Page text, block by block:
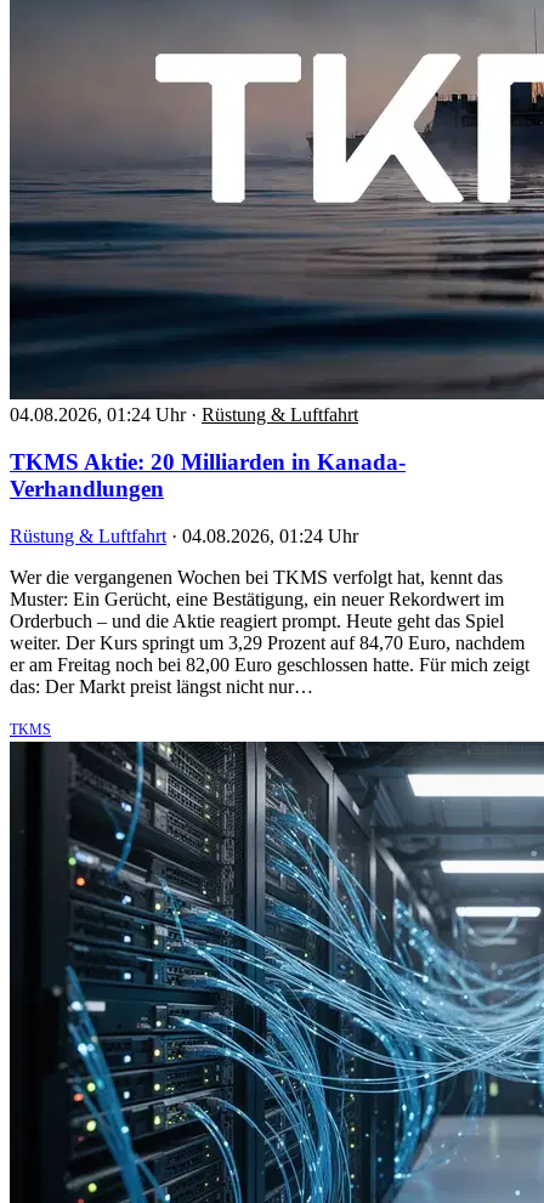
04.08.2026, 01:24 Uhr · Rüstung & Luftfahrt
TKMS Aktie: 20 Milliarden in Kanada-
Verhandlungen
Rüstung & Luftfahrt · 04.08.2026, 01:24 Uhr
Wer die vergangenen Wochen bei TKMS verfolgt hat, kennt das
Muster: Ein Gerücht, eine Bestätigung, ein neuer Rekordwert im
Orderbuch – und die Aktie reagiert prompt. Heute geht das Spiel
weiter. Der Kurs springt um 3,29 Prozent auf 84,70 Euro, nachdem
er am Freitag noch bei 82,00 Euro geschlossen hatte. Für mich zeigt
das: Der Markt preist längst nicht nur…
TKMS